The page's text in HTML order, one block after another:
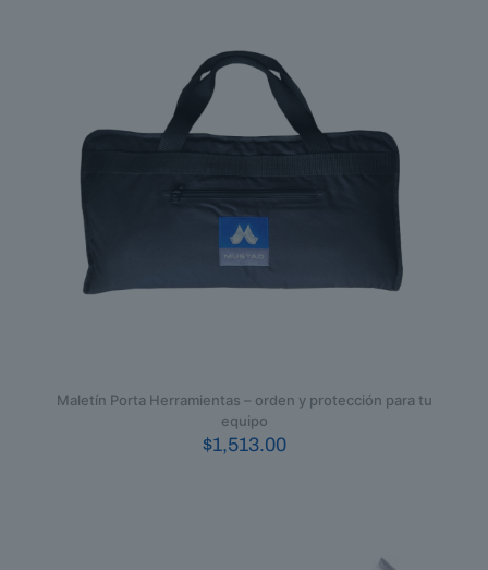
Maletín Porta Herramientas – orden y protección para tu
equipo
$1,513.00